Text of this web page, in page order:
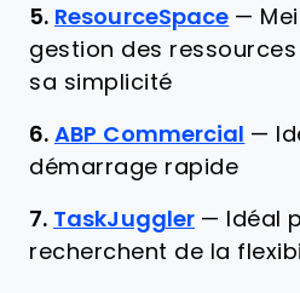
5. ResourceSpace —
gestion des
sa simplicité
6. ABP Commercial —
démarrage rapide
7. TaskJuggler —
Idéal
recherchent de la